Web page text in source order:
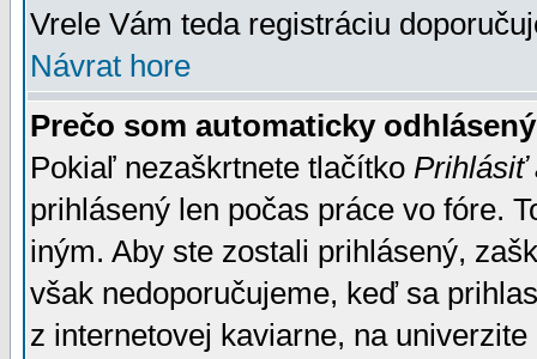
Vrele Vám teda registráciu
Návrat hore
Prečo som automaticky
Pokiaľ nezaškrtnete tlačítko Prihlásiť
prihlásený len počas práce vo fóre.
iným. Aby ste zostali prihlásený,
však nedoporučujeme, keď sa
z internetovej kaviarne, na univerzite